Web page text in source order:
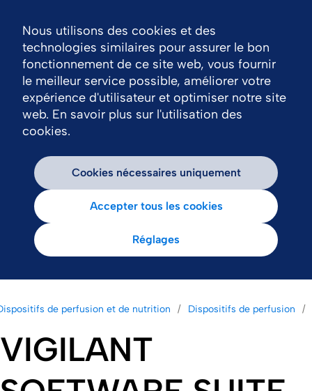
de perfusion et de nutrition Dispositifs de perfusion
VIGILANT
Nous utilisons des cookies et des
technologies similaires pour assurer le bon
fonctionnement de ce site web, vous fournir
le meilleur service possible, améliorer votre
expérience d'utilisateur et optimiser notre site
web. En savoir plus sur l'utilisation des
cookies.
Cookies nécessaires uniquement
Accepter tous les cookies
Réglages